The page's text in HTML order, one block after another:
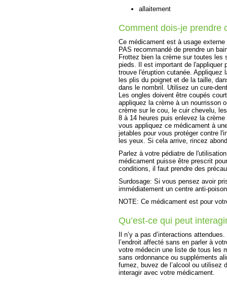
allaitement
Comment dois-je prendre
Ce médicament est à usage
PAS recommandé de prendre un
Frottez bien la crème sur toutes les
pieds. Il est important de l'appliquer
trouve l'éruption cutanée.
les plis du poignet et de la taille,
dans le nombril. Utilisez un cure-
Les ongles doivent être coupés
appliquez la crème à un nourrisson
crème sur le cou, le cuir chevelu,
8 à 14 heures puis enlevez la
vous appliquez ce médicament à
jetables pour vous protéger contre
les yeux. Si cela arrive, rincez
Parlez à votre pédiatre de
médicament puisse être prescrit
conditions, il faut prendre des
Surdosage: Si vous pensez avoir
immédiatement un centre anti-
NOTE: Ce médicament est pour
Qu’est-ce qui peut
Il n’y a pas d’interactions
l’endroit affecté sans en parler à
votre médecin une liste de tous les
sans ordonnance ou suppléments
fumez, buvez de l’alcool ou utilisez
interagir avec votre médicament.